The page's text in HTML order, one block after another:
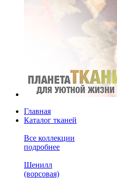
Главная
Каталог тканей
Все коллекции
подробнее
Шенилл
(ворсовая)